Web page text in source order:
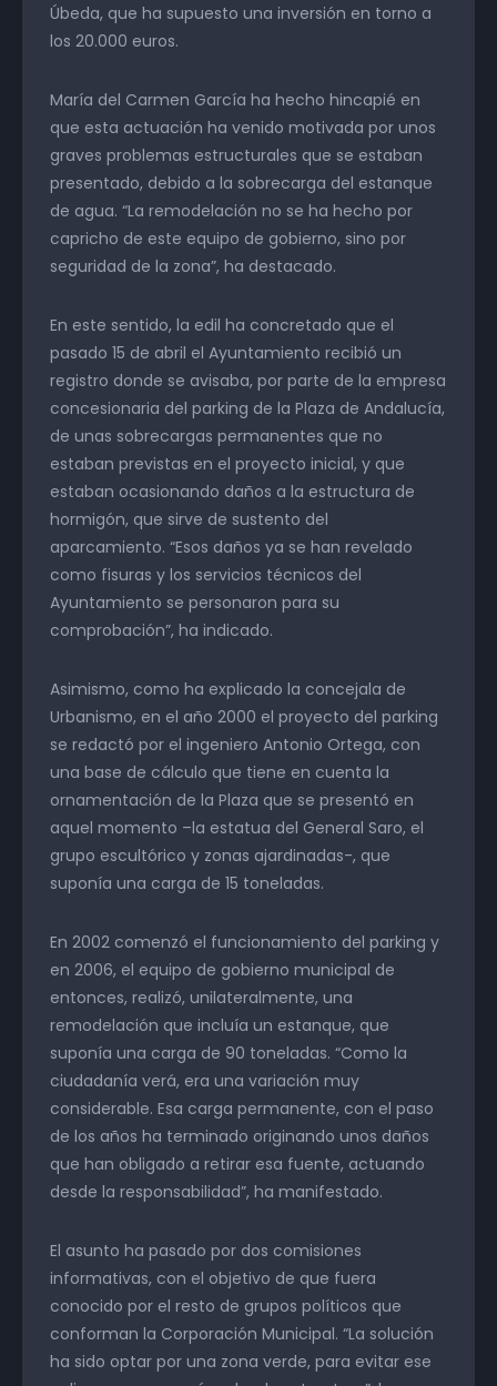
Úbeda, que ha supuesto una inversión en torno a
los 20.000 euros.
María del Carmen García ha hecho hincapié en
que esta actuación ha venido motivada por unos
graves problemas estructurales que se estaban
presentado, debido a la sobrecarga del estanque
de agua. “La remodelación no se ha hecho por
capricho de este equipo de gobierno, sino por
seguridad de la zona”, ha destacado.
En este sentido, la edil ha concretado que el
pasado 15 de abril el Ayuntamiento recibió un
registro donde se avisaba, por parte de la empresa
concesionaria del parking de la Plaza de Andalucía,
de unas sobrecargas permanentes que no
estaban previstas en el proyecto inicial, y que
estaban ocasionando daños a la estructura de
hormigón, que sirve de sustento del
aparcamiento. “Esos daños ya se han revelado
como fisuras y los servicios técnicos del
Ayuntamiento se personaron para su
comprobación”, ha indicado.
Asimismo, como ha explicado la concejala de
Urbanismo, en el año 2000 el proyecto del parking
se redactó por el ingeniero Antonio Ortega, con
una base de cálculo que tiene en cuenta la
ornamentación de la Plaza que se presentó en
aquel momento –la estatua del General Saro, el
grupo escultórico y zonas ajardinadas-, que
suponía una carga de 15 toneladas.
En 2002 comenzó el funcionamiento del parking y
en 2006, el equipo de gobierno municipal de
entonces, realizó, unilateralmente, una
remodelación que incluía un estanque, que
suponía una carga de 90 toneladas. “Como la
ciudadanía verá, era una variación muy
considerable. Esa carga permanente, con el paso
de los años ha terminado originando unos daños
que han obligado a retirar esa fuente, actuando
desde la responsabilidad”, ha manifestado.
El asunto ha pasado por dos comisiones
informativas, con el objetivo de que fuera
conocido por el resto de grupos políticos que
conforman la Corporación Municipal. “La solución
ha sido optar por una zona verde, para evitar ese